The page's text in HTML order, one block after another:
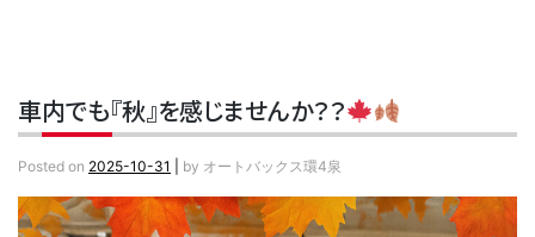
車内でも『秋』を感じませんか？？
Posted on 2025-10-31 by オートバックス環4泉